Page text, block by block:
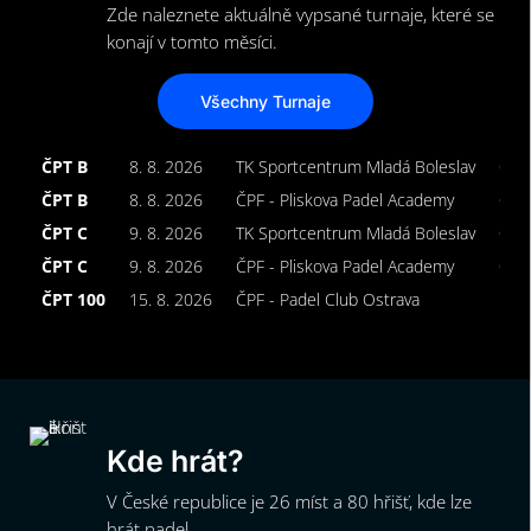
Zde naleznete aktuálně vypsané turnaje, které se
konají v tomto měsíci.
Všechny Turnaje
ČPT B 8. 8. 2026 TK Sportcentrum Mladá Boleslav
ČPT B
8. 8. 2026 ČPF - Pliskova Padel Academy
ČPT C
9. 8. 2026 TK Sportcentrum Mladá Boleslav
ČPT C
9. 8. 2026 ČPF - Pliskova Padel Academy
ČPT 100
15. 8. 2026 ČPF - Padel Club Ostrava
Kde hrát?
V České republice je 26 míst a 80 hřišť, kde lze